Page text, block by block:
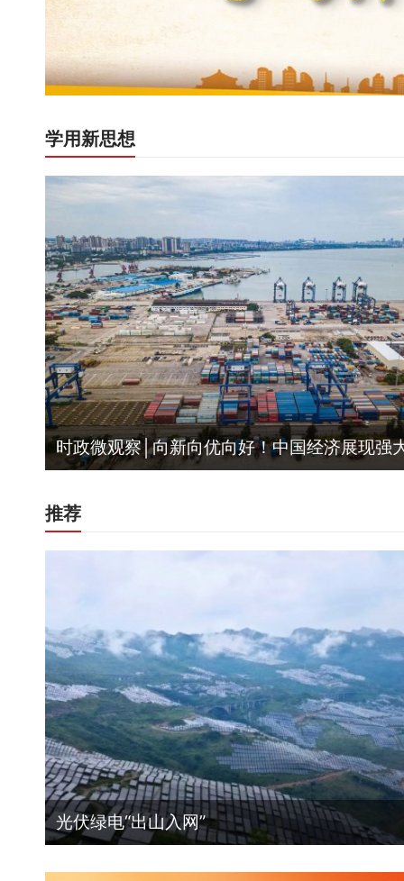
学用新思想
时政微观察│向新向优向好！中国经济展现强
推荐
光伏绿电“出山入网”